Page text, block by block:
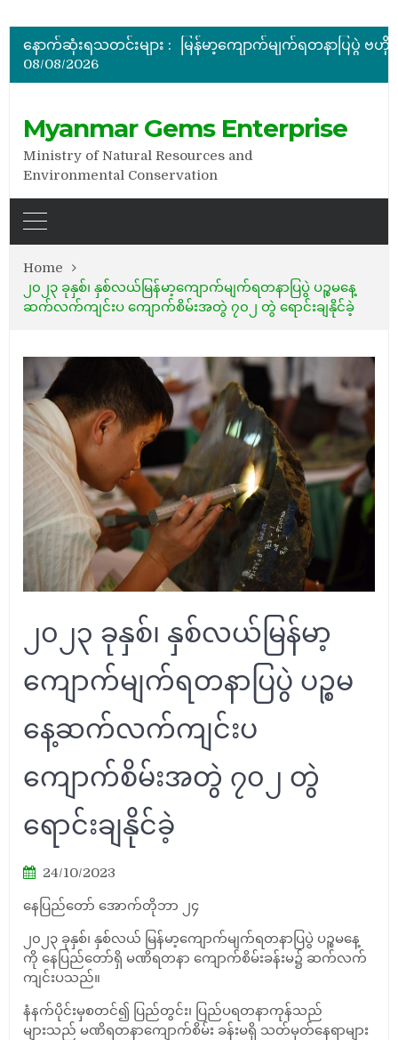
နောက်ဆုံးရသတင်းများ :
08/08/2026
Myanmar Gems Enterprise
Ministry of Natural Resources and
Environmental Conservation
Home
၂၀၂၃ ခုနှစ်၊ နှစ်လယ်မြန်မာ့ကျောက်မျက်ရတနာပြပွဲ ပဉ္စမနေ့
ဆက်လက်ကျင်းပ ကျောက်စိမ်းအတွဲ ၇၀၂ တွဲ ရောင်းချနိုင်ခဲ့
၂၀၂၃ ခုနှစ်၊ နှစ်လယ်မြန်မာ့
ကျောက်မျက်ရတနာပြပွဲ ပဉ္စမ
နေ့ဆက်လက်ကျင်းပ
ကျောက်စိမ်းအတွဲ ၇၀၂ တွဲ
ရောင်းချနိုင်ခဲ့
24/10/2023
နေပြည်တော် အောက်တိုဘာ ၂၄
၂၀၂၃ ခုနှစ်၊ နှစ်လယ် မြန်မာ့ကျောက်မျက်ရတနာပြပွဲ ပဉ္စမနေ့
ကို နေပြည်တော်ရှိ မဏိရတနာ ကျောက်စိမ်းခန်းမ၌ ဆက်လက်
ကျင်းပသည်။
နံနက်ပိုင်းမှစတင်၍ ပြည်တွင်း၊ ပြည်ပရတနာကုန်သည်
များသည် မဏိရတနာကျောက်စိမ်း ခန်းမရှိ သတ်မှတ်နေရာများ